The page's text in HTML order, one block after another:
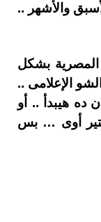
والأشهر ..
المصرية بشكل
الإعلامى ..
ده هيبدأ .. أو
كتير أوى … بس